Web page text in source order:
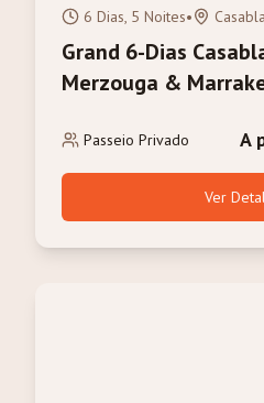
6 Dias, 5 Noites•
Grand 6-Dias
Merzouga &
Passeio Privado A
Ver